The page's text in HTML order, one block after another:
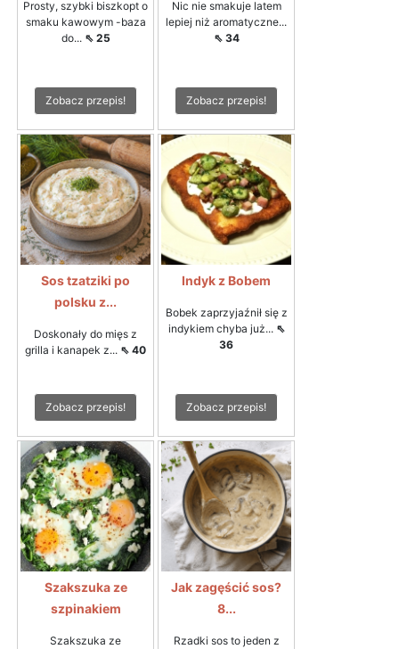
Prosty, szybki biszkopt o
smaku kawowym -baza
do... ⇖ 25
Zobacz przepis!
Nic nie smakuje latem
lepiej niż aromatyczne...
⇖ 34
Zobacz przepis!
Sos tzatziki po
polsku z...
Doskonały do mięs z
grilla i kanapek z... ⇖ 40
Zobacz przepis!
Indyk z Bobem
Bobek zaprzyjaźnił się z
indykiem chyba już... ⇖
36
Zobacz przepis!
Szakszuka ze
szpinakiem
Szakszuka ze
Jak zagęścić sos?
8...
Rzadki sos to jeden z